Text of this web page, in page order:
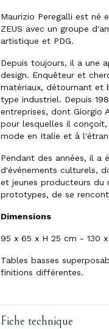
Maurizio Peregalli est né
ZEUS avec un groupe
artistique et PDG.
Depuis toujours, il a une
design. Enquêteur et
matériaux, détournant et
type industriel. Depuis
entreprises, dont Giorgio
pour lesquelles il
mode en Italie et à
Pendant des années, il a
d'événements culturels,
et jeunes producteurs du
prototypes, de se
Dimensions
95 x 65 x H 25 cm - 130
Tables basses
finitions différentes.
Fiche technique